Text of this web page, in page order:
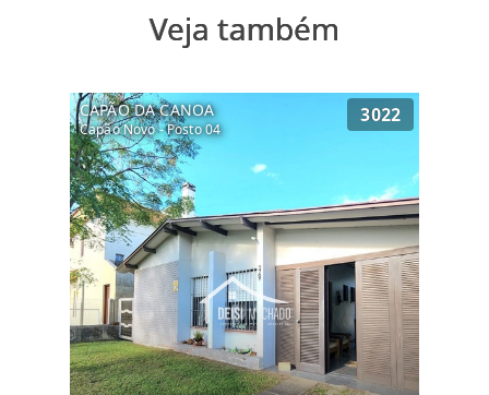
Veja também
CAPÃO DA CANOA
Capão Novo - Posto 04
3022